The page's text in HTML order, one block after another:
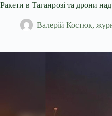
Ракети в Таганрозі та дрони
Валерій Костюк,